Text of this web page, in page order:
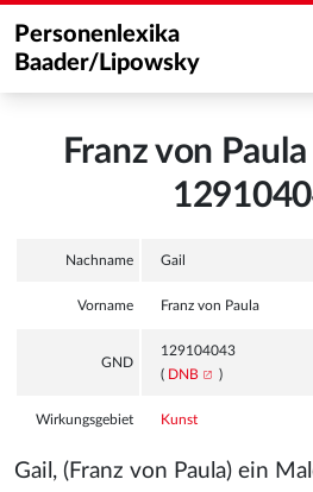
Personenlexika
Baader/Lipowsky
Franz von
Nachname Gail
Vorname Franz von Paula
GND
129104043
( DNB )
Wirkungsgebiet Kunst
Gail, (Franz von Paula) ein